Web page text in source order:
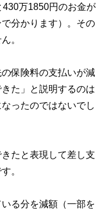
万1850円のお金が
分かります）。その
。
保険料の支払いが減
た」と説明するのは
ったのではないでし
たと表現して差し支
。
る分を減額（一部を